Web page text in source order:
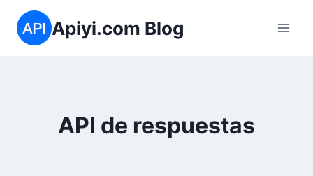
Saltar
contenido
Apiyi.com Blog
API de respuestas